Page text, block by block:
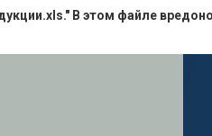
В этом файле